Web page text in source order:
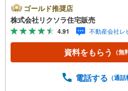
ット 収納豊富■営業時間
※当日・翌日のご案内はお電
休日 毎週水曜日◇弊社ホー
せも好評！◇不動産情報サイ
ージに多数掲載！◇学校区
区での物件探しに便利！「
トの掲載物件もまとめてご
ゴールド推奨店
株式会社リクソラ住宅販売
4.91 不動産会社レ
資料をもらう （無
電話する （通